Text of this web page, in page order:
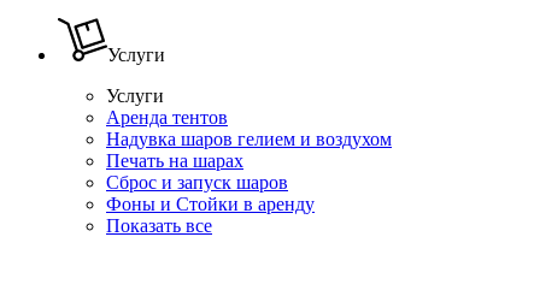
Услуги
Услуги
Аренда тентов
Надувка шаров гелием и воздухом
Печать на шарах
Сброс и запуск шаров
Фоны и Стойки в аренду
Показать все